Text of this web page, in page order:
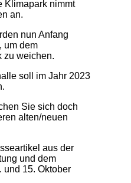
Klimapark nimmt
an.
nun Anfang
um dem
zu weichen.
soll im Jahr 2023
Sie sich doch
alten/neuen
aus der
und dem
und 15. Oktober